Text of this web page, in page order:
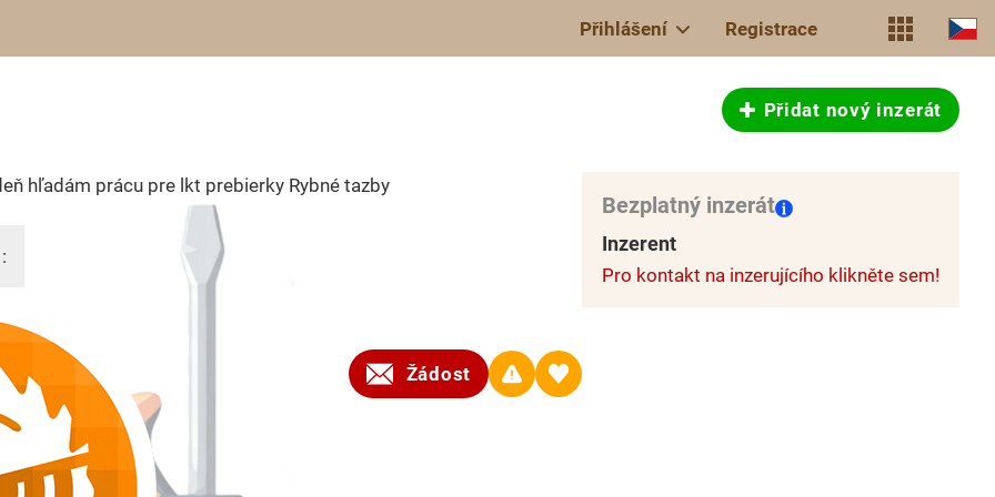
Přihlášení Registrace
Přidat nový inzerát
hľadám prácu pre lkt prebierky Rybné tazby
Žádost
Bezplatný inzerát
Inzerent
Pro kontakt na inzerujícího klikněte sem!